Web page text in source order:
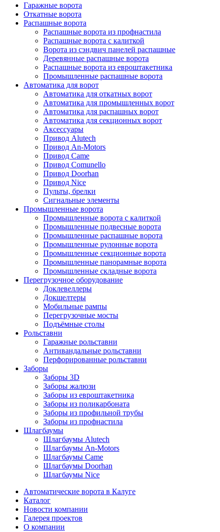
Гаражные ворота
Откатные ворота
Распашные ворота
Распашные ворота из профнастила
Распашные ворота с калиткой
Ворота из сэндвич панелей распашные
Деревянные распашные ворота
Распашные ворота из евроштакетника
Промышленные распашные ворота
Автоматика для ворот
Автоматика для откатных ворот
Автоматика для промышленных ворот
Автоматика для распашных ворот
Автоматика для секционных ворот
Аксессуары
Привод Alutech
Привод An-Motors
Привод Came
Привод Comunello
Привод Doorhan
Привод Nice
Пульты, брелки
Сигнальные элементы
Промышленные ворота
Промышленные ворота с калиткой
Промышленные подвесные ворота
Промышленные распашные ворота
Промышленные рулонные ворота
Промышленные секционные ворота
Промышленные панорамные ворота
Промышленные складные ворота
Перегрузочное оборудование
Доклевеллеры
Докшелтеры
Мобильные рампы
Перегрузочные мосты
Подъёмные столы
Рольставни
Гаражные рольставни
Антивандальные рольставни
Перфорированные рольставни
Заборы
Заборы 3D
Заборы жалюзи
Заборы из евроштакетника
Заборы из поликарбоната
Заборы из профильной трубы
Заборы из профнастила
Шлагбаумы
Шлагбаумы Alutech
Шлагбаумы An-Motors
Шлагбаумы Came
Шлагбаумы Doorhan
Шлагбаумы Nice
Автоматические ворота в Калуге
Каталог
Новости компании
Галерея проектов
О компании